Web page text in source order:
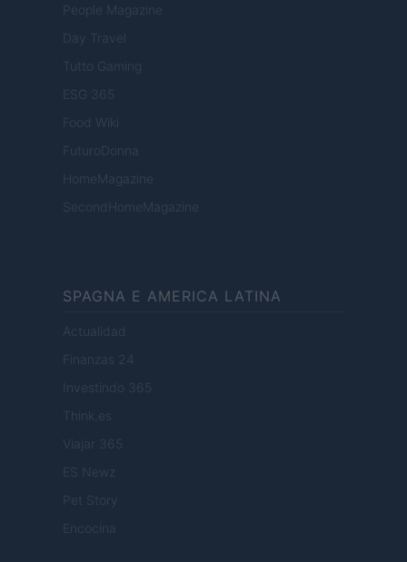
People Magazine
Day Travel
Tutto Gaming
ESG 365
Food Wiki
FuturoDonna
HomeMagazine
SecondHomeMagazine
SPAGNA E AMERICA LATINA
Actualidad
Finanzas 24
Investindo 365
Think.es
Viajar 365
ES Newz
Pet Story
Encocina